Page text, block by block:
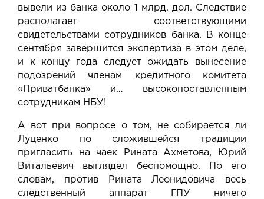
вывели из банка около 1 млрд. дол. Следствие
располагает соответствующими
свидетельствами сотрудников банка. В конце
сентября завершится экспертиза в этом деле,
и к концу года следует ожидать вынесение
подозрений членам кредитного комитета
«Приватбанка» и… высокопоставленным
сотрудникам НБУ!
А вот при вопросе о том, не собирается ли
Луценко по сложившейся традиции
пригласить на чаек Рината Ахметова, Юрий
Витальевич выглядел беспомощно. По его
словам, против Рината Леонидовича весь
следственный аппарат ГПУ ничего